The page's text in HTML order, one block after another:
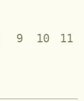
9 10
11